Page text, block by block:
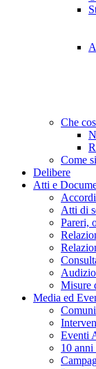
Che
Come
Delibere
Atti e
Atti di
Pareri,
Misure
Media ed
Eventi
10